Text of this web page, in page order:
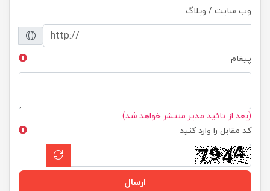
وب سایت / وبلاگ
پیغام
(بعد از تائید مدیر منتشر خواهد شد)
کد مقابل را وارد کنید
ارسال